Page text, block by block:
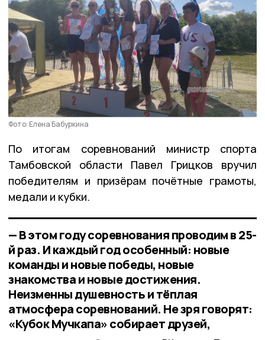
Фото: Елена Бабуркина
По итогам соревнований министр спорта
Тамбовской области Павел Грицков вручил
победителям и призёрам почётные грамоты,
медали и кубки.
— В этом году соревнования проводим в 25-
й раз. И каждый год особенный: новые
команды и новые победы, новые
знакомства и новые достижения.
Неизменны душевность и тёплая
атмосфера соревнований. Не зря говорят:
«Кубок Мучкапа» собирает друзей,